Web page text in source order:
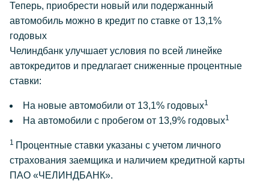
Теперь, приобрести новый или подержанный
автомобиль можно в кредит по ставке от 13,1%
годовых
Челиндбанк улучшает условия по всей линейке
автокредитов и предлагает сниженные процентные
ставки:
На новые автомобили от 13,1% годовых1
На автомобили с пробегом от 13,9% годовых1
1 Процентные ставки указаны с учетом личного
страхования заемщика и наличием кредитной карты
ПАО «ЧЕЛИНДБАНК».